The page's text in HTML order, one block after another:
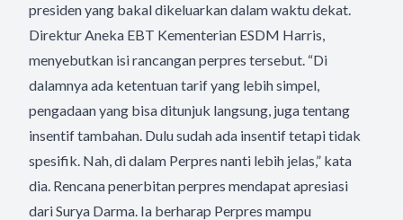
presiden yang bakal dikeluarkan dalam waktu dekat.
Direktur Aneka EBT Kementerian ESDM Harris,
menyebutkan isi rancangan perpres tersebut. “Di
dalamnya ada ketentuan tarif yang lebih simpel,
pengadaan yang bisa ditunjuk langsung, juga tentang
insentif tambahan. Dulu sudah ada insentif tetapi tidak
spesifik. Nah, di dalam Perpres nanti lebih jelas,” kata
dia. Rencana penerbitan perpres mendapat apresiasi
dari Surya Darma. Ia berharap Perpres mampu